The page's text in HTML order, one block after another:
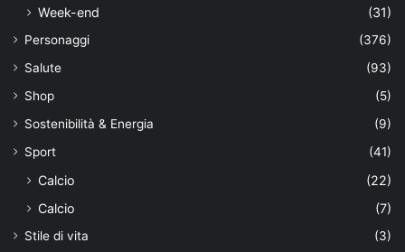
Week-end
(31)
Personaggi
(376)
Salute
(93)
Shop
(5)
Sostenibilità & Energia
(9)
Sport
(41)
Calcio
(22)
Calcio
(7)
Stile di vita
(3)